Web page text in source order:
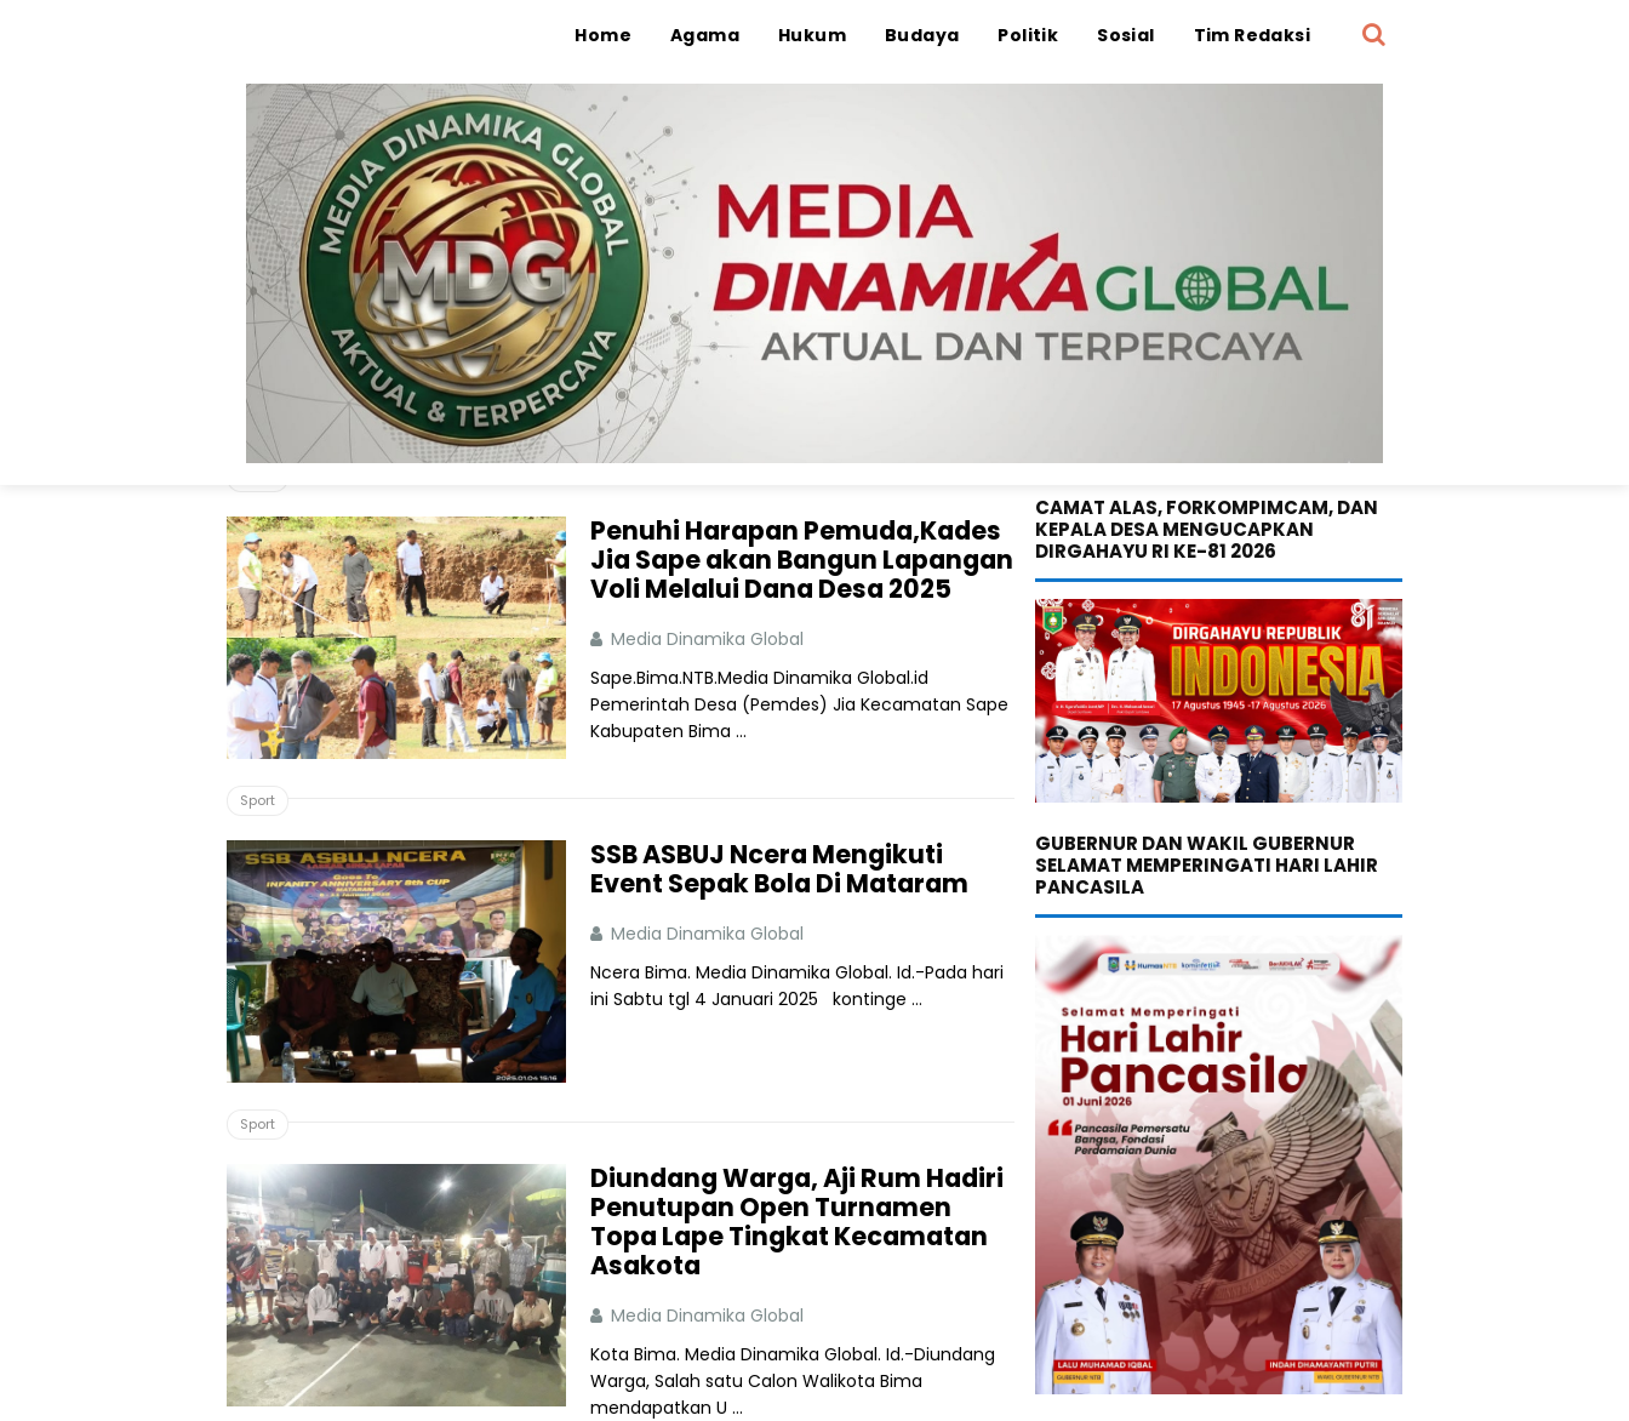
Home Agama Hukum Budaya Politik Sosial Tim Redaksi
Sport
Ketua IPSI Kota Bima Buka
Kejuaraan Seleksi Atlet Pencak
Silat Se-Kota Bima Menuju
PORPROV.
Media Dinamika Global
Kota Bima. Media Dinamika Glibal.Id_ Matangkan
strategi persiapan atlet Pencak Silat Kota Bima. K
...
Penuhi Harapan Pemuda,Kades
Jia Sape akan Bangun Lapangan
Voli Melalui Dana Desa 2025
Media Dinamika Global
Sape.Bima.NTB.Media Dinamika Global.id
Pemerintah Desa (Pemdes) Jia Kecamatan Sape
Kabupaten Bima ...
Sport
SSB ASBUJ Ncera Mengikuti
Event Sepak Bola Di Mataram
Media Dinamika Global
Ncera Bima. Media Dinamika Global. Id.-Pada hari
ini Sabtu tgl 4 Januari 2025 kontinge ...
Sport
Diundang Warga, Aji Rum Hadiri
Penutupan Open Turnamen
Topa Lape Tingkat Kecamatan
Asakota
Media Dinamika Global
Kota Bima. Media Dinamika Global. Id.-Diundang
Warga, Salah satu Calon Walikota Bima
mendapatkan U ...
CAMAT ALAS, FORKOMPIMCAM, DAN
KEPALA DESA MENGUCAPKAN
DIRGAHAYU RI KE-81 2026
GUBERNUR DAN WAKIL GUBERNUR
SELAMAT MEMPERINGATI HARI LAHIR
PANCASILA